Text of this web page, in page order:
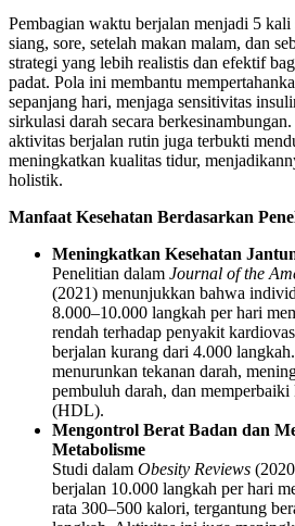
Pembagian waktu berjalan menjadi 5 kali
siang, sore, setelah makan malam, dan
strategi yang lebih realistis dan efektif
padat. Pola ini membantu
sepanjang hari, menjaga sensitivitas
sirkulasi darah secara
aktivitas berjalan rutin juga terbukti
meningkatkan kualitas tidur,
holistik.
Manfaat Kesehatan Berdasarkan
Meningkatkan Kesehatan
Penelitian dalam Journal of the
(2021) menunjukkan bahwa
8.000–10.000 langkah per hari
rendah terhadap penyakit
berjalan kurang dari 4.000
menurunkan tekanan darah,
pembuluh darah, dan
(HDL).
Mengontrol Berat Badan dan
Metabolisme
Studi dalam Obesity Reviews
berjalan 10.000 langkah per hari
rata 300–500 kalori, tergantung